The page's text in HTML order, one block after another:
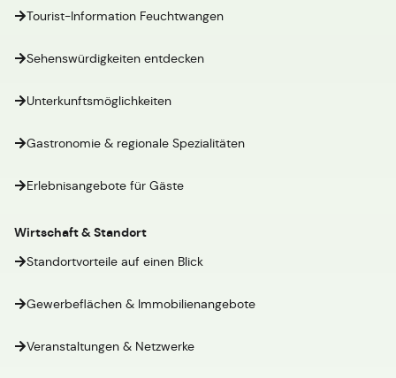
Tourist-Information Feuchtwangen
Sehenswürdigkeiten entdecken
Unterkunftsmöglichkeiten
Gastronomie & regionale Spezialitäten
Erlebnisangebote für Gäste
Wirtschaft & Standort
Standortvorteile auf einen Blick
Gewerbeflächen & Immobilienangebote
Veranstaltungen & Netzwerke